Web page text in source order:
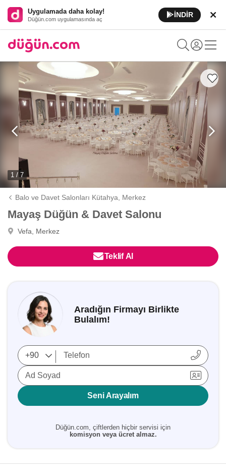
Uygulamada daha kolay!
Düğün.com uygulamasında aç
İNDİR
1 / 7
Balo ve Davet Salonları Kütahya, Merkez
Mayaş Düğün & Davet Salonu
Vefa, Merkez
Teklif Al
Aradığın Firmayı Birlikte
Bulalım!
Ad Soyad
Seni Arayalım
Düğün.com, çiftlerden hiçbir servisi için
komisyon veya ücret almaz.